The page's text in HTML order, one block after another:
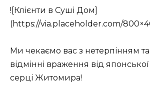
![Клієнти в Суші Дом]
(https://via.placeholder.com/
Ми чекаємо вас з нетерпінням
відмінні враження від
серці Житомира!